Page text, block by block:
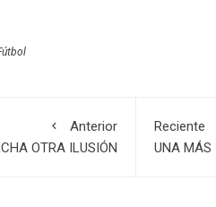
Anterior
OTRA ILUSIÓN
Reciente
UNA MÁS